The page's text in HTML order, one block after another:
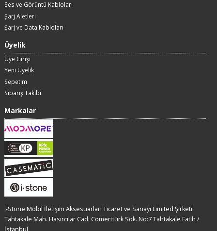
Ses ve Görüntü Kabloları
Şarj Aletleri
Şarj ve Data Kabloları
Üyelik
Üye Girişi
Yeni Üyelik
Sepetim
Sipariş Takibi
Markalar
i-Stone Mobil İletişim Aksesuarları Ticaret ve Sanayi Limited Şirketi
Tahtakale Mah. Hasırcılar Cad. Cömerttürk Sok. No:7 Tahtakale Fatih /